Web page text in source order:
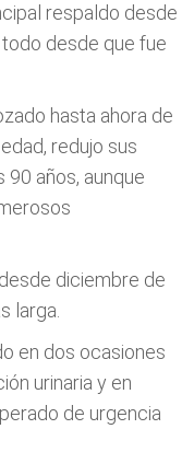
respaldo desde
desde que fue
hasta ahora de
redujo sus
años, aunque
diciembre de
larga.
en dos ocasiones
urinaria y en
de urgencia